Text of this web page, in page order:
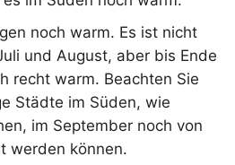
noch warm. Es ist nicht
und August, aber bis Ende
recht warm. Beachten Sie
Städte im Süden, wie
im September noch von
werden können.